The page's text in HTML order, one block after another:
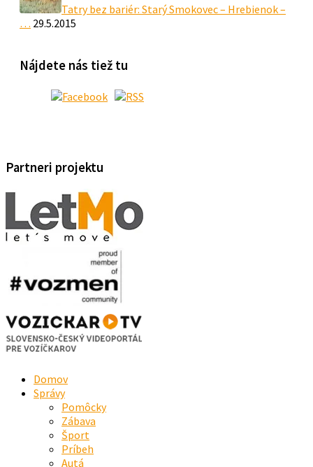
Tatry bez bariér: Starý Smokovec – Hrebienok –
… 29.5.2015
Nájdete nás tiež tu
Partneri projektu
Domov
Správy
Pomôcky
Zábava
Šport
Príbeh
Autá